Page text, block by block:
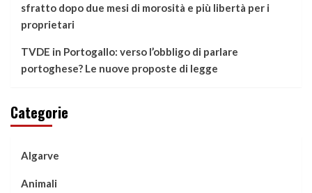
sfratto dopo due mesi di morosità e più libertà per i
proprietari
TVDE in Portogallo: verso l’obbligo di parlare
portoghese? Le nuove proposte di legge
Categorie
Algarve
Animali